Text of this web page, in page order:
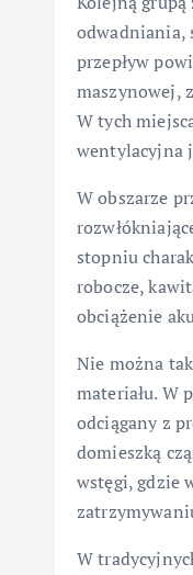
odwadniania,
przepływ
maszynowej,
W tych
wentylacyjna
W obszarze
stopniu
robocze,
obciążenie
Nie można
materiału. W
odciągany z
domieszką
wstęgi, gdzie
W